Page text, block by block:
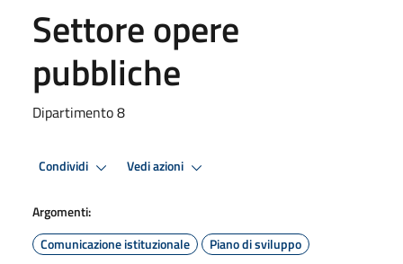
Settore opere
pubbliche
Dipartimento 8
Condividi Vedi azioni
Argomenti:
Comunicazione istituzionale
Piano di sviluppo